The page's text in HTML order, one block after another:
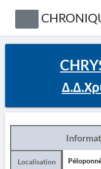
Localisation